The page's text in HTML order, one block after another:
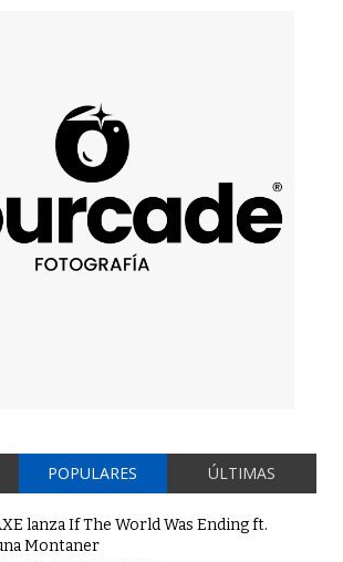
POPULARES ÚLTIMAS
lanza If The World Was Ending ft.
Montaner